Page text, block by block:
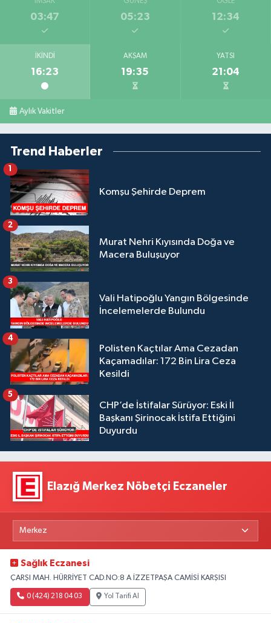
03:47 05:23 12:34
İKINDI
16:23
AKŞAM
19:35
YATSI
21:04
Aylık Vakitler
Trend Haberler
Komşu Şehirde Deprem
1
Murat Nehri Kıyısında Doğa ve
Macera Buluşuyor
2
Vali Hatipoğlu Yangın Bölgesinde
İncelemelerde Bulundu
3
Polisten Kaçtılar Ama Cezadan
Kaçamadılar: 172 Bin Lira Ceza
Kesildi
4
CHP’de İstifalar Sürüyor: Eski İl
Başkanı Şirinocak İstifa Ettiğini
Duyurdu
5
Elazığ Merkez Nöbetçi Eczaneler
Sağlık Eczanesi
ÇARŞI MAH. HÜRRİYET CAD.NO:8 A İZZETPAŞA CAMİSİ KARŞISI
0 (424) 218 04 03 Yol Tarifi Al